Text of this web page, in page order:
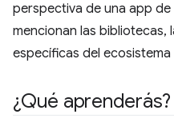
perspectiva de una app
mencionan las bibliotecas,
específicas del ecosistema
¿Qué aprenderás?